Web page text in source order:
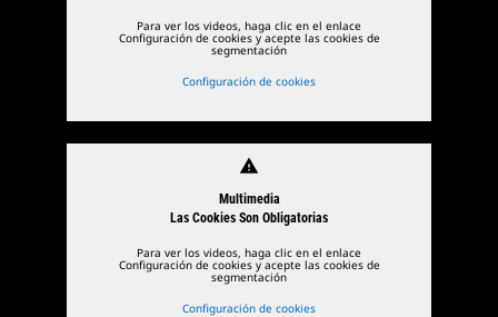
Para ver los videos, haga clic en el enlace
Configuración de cookies y acepte las cookies de
segmentación
Configuración de cookies
warning
Multimedia
Las Cookies Son Obligatorias
Para ver los videos, haga clic en el enlace
Configuración de cookies y acepte las cookies de
segmentación
Configuración de cookies